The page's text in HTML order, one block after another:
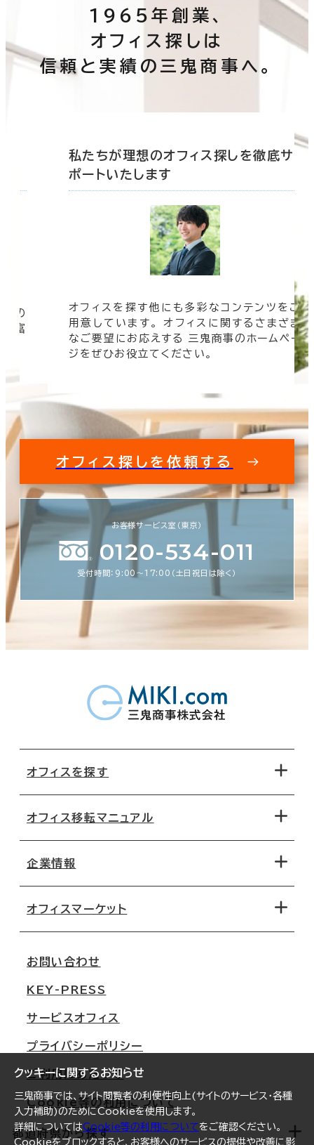
クッキーに関するお知らせ
三鬼商事では、サイト閲覧者の利便性向上(サイトのサービス・各種
入力補助)のためにCookieを使用します。
詳細についてはCookie等の利用についてをご確認ください。
Cookieをブロックすると、お客様へのサービスの提供や改善に影
1965年創業、
オフィス探しは
信頼と実績の三鬼商事へ。
の
豊富
私たちが理想のオフィス探しを徹底サ
ポートいたします
オフィスを探す他にも多彩なコンテンツをご
用意しています。 オフィスに関するさまざま
なご要望にお応えする 三鬼商事のホームペー
ジをぜひお役立てください。
オフィス探しを依頼する
お客様サービス室（東京）
0120-534-011
受付時間：9:00〜17:00（土日祝日は除く）
オフィスを探す
地図から探す
路線・駅から探す
オフィス移転マニュアル
移転コストシミュレーション
移転スケジュール
オフィス移転Q&A
企業情報
オフィスマーケット
大阪
名古屋
札幌
仙台
横浜
福岡
お問い合わせ
KEY-PRESS
サービスオフィス
プライバシーポリシー
ご利用にあたって
Cookie等の利用について
都道府県から探す